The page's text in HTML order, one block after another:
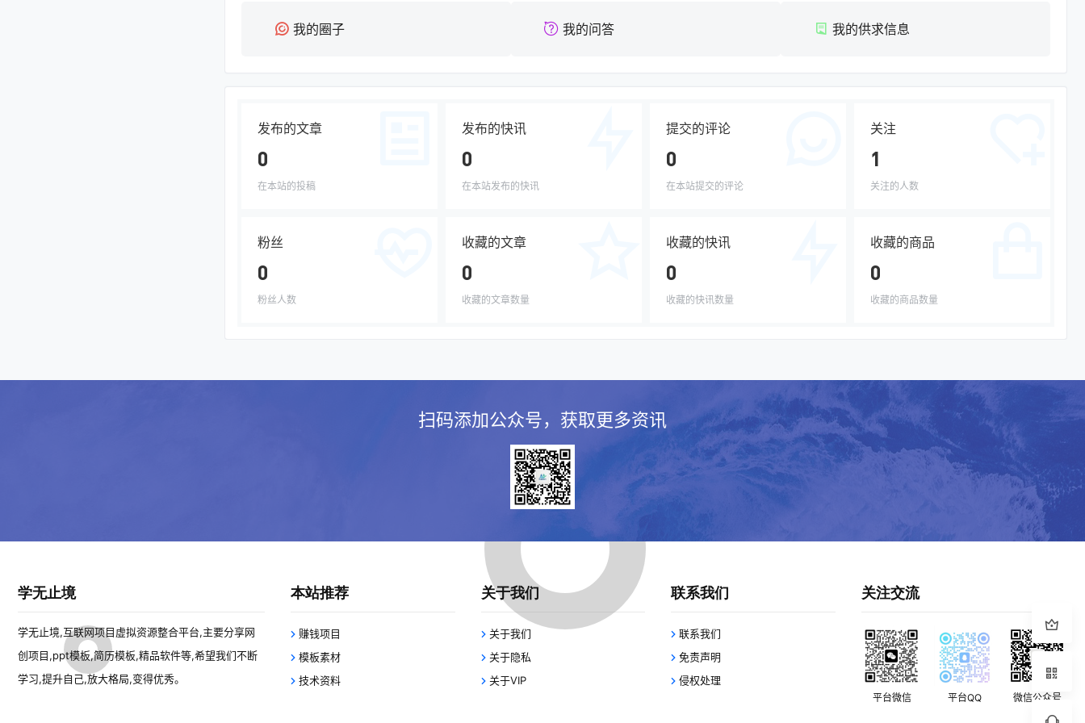
我的圈子 我的问答 我的供求信息
发布的文章
0
在本站的投稿
发布的快讯
0
在本站发布的快讯
提交的评论
0
在本站提交的评论
关注
1
关注的人数
粉丝
0
粉丝人数
收藏的文章
0
收藏的文章数量
收藏的快讯
0
收藏的快讯数量
收藏的商品
0
收藏的商品数量
扫码添加公众号，获取更多资讯
学无止境
学无止境,互联网项目虚拟资源整合平台,主要分享网
创项目,ppt模板,简历模板,精品软件等,希望我们不断
学习,提升自己,放大格局,变得优秀。
本站推荐
赚钱项目
模板素材
技术资料
关于我们
关于我们
关于隐私
关于VIP
联系我们
联系我们
免责声明
侵权处理
关注交流
平台微信 平台QQ 微信公众号